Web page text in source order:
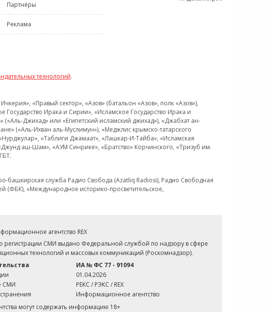
Партнёры
Реклама
технологий.
«Правый сектор», «Азов» (батальон «Азов», полк «Азов»),
Государство Ирака и Сирии», «Исламское Государство Ирака и
Джихад» или «Египетский исламский джихад»), «Джабхат ан-
(«Аль-Ихван аль-Муслимун»), «Меджлис крымско-татарского
«Таблиги Джамаат», «Лашкар-И-Тайба», «Исламская
аш-Шам», «АУМ Синрике», «Братство» Корчинского, «Тризуб им.
башкирская служба Радио Свобода (Azatliq Radiosi), Радио Свободная
(ФБК), «Международное историко-просветительское,
агентство REX
о регистрации СМИ выдано Федеральной службой по надзору в сфере
технологий и массовых коммуникаций (Роскомнадзор).
ИА № ФС 77 - 91094
01.04.2026
СМИ
РЕКС / РЭКС / REX
Информационное агентство
могут содержать информацию 18+